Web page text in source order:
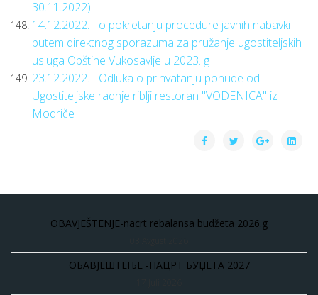
30.11.2022)
14.12.2022. - o pokretanju procedure javnih nabavki
putem direktnog sporazuma za pružanje ugostiteljskih
usluga Opštine Vukosavlje u 2023. g
23.12.2022. - Odluka o prihvatanju ponude od
Ugostiteljske radnje riblji restoran "VODENICA" iz
Modriče
OBAVJEŠTENJE-nacrt rebalansa budžeta 2026.g
ОБАВЈЕШТЕЊЕ -НАЦРТ БУЏЕТА 2027